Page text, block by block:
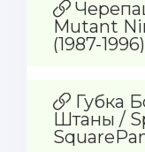
Mutant
(1987-
Губка
Штаны /